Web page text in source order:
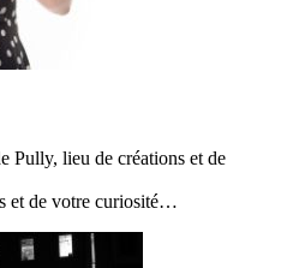
Pully, lieu de créations et de
et de votre curiosité…